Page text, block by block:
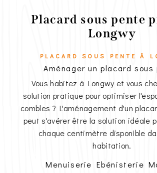
Placard sous pente
Longwy
PLACARD SOUS PENTE À
Aménager un placard sous
Vous habitez à Longwy et vous
solution pratique pour optimiser
combles ? L'aménagement d'un
peut s'avérer être la solution idéale
chaque centimètre disponible
habitation.
Menuiserie Ebénisterie